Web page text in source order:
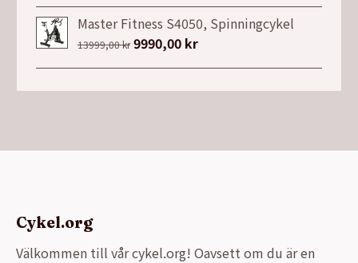
Master Fitness S4050, Spinningcykel
13999,00kr Det
9990,00 krDet
Cykel.org
Välkommen till vår cykel.org! Oavsett om du är en